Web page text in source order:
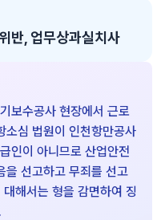
반, 업무상과실치사
보수공사 현장에서 근로
소심 법원이 인천항만공사
인이 아니므로 산업안전
을 선고하고 무죄를 선고
해서는 형을 감면하여 징